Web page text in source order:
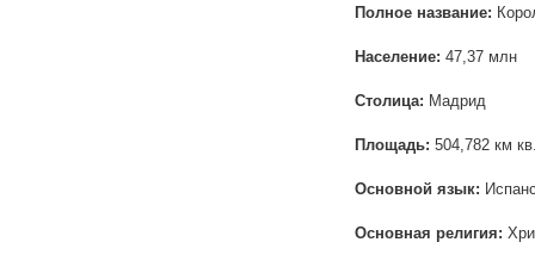
Полное название:
Население: 47,37 млн
Столица: Мадрид
Площадь: 504,782 км
Основной язык:
Основная религия: